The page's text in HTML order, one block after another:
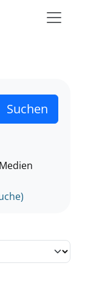
suchen wollen.